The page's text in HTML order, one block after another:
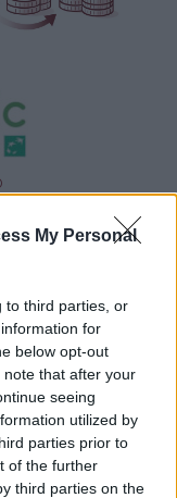
My Personal
to third parties, or
for
below opt-out
that after your
seeing
utilized by
parties prior to
of the further
third parties on the